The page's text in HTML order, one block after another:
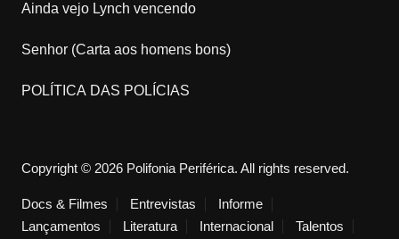
Ainda vejo Lynch vencendo
Senhor (Carta aos homens bons)
POLÍTICA DAS POLÍCIAS
Copyright © 2026 Polifonia Periférica. All rights reserved.
Docs & Filmes Entrevistas
Informe
Lançamentos
Literatura Internacional Talentos